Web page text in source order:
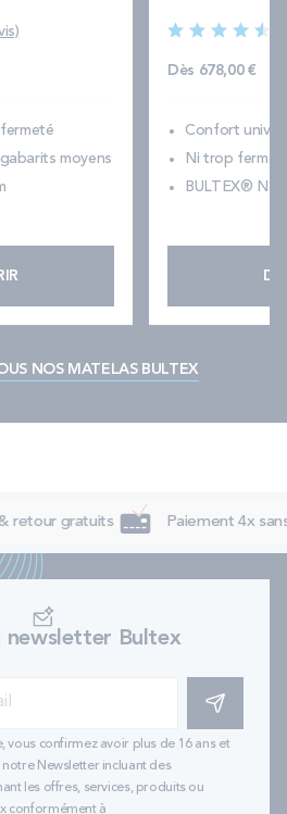
moyens
Dès 678,00 €
Confort
Ni trop ferme,
BULTEX®
NOS MATELAS BULTEX
retour gratuits Paiement 4x
newsletter Bultex
S'INSCRIRE
vous confirmez avoir plus de 16 ans et
Newsletter incluant des
les offres, services, produits ou
conformément à